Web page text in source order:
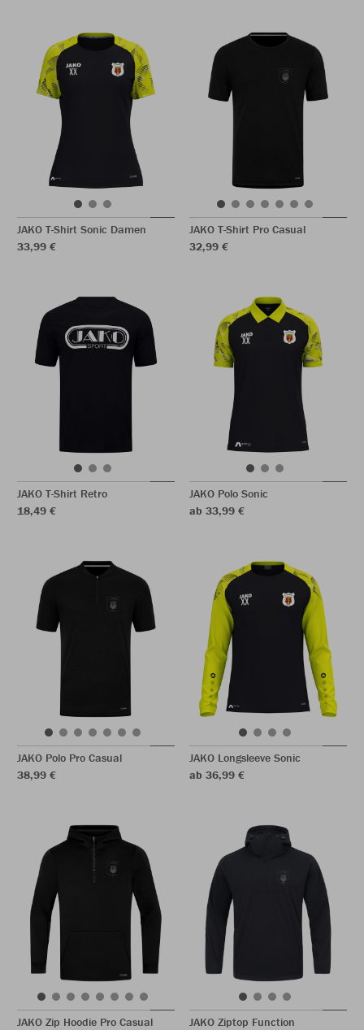
JAKO T-Shirt Sonic Damen
33,99 €
JAKO T-Shirt Pro Casual
32,99 €
JAKO T-Shirt Retro
18,49 €
JAKO Polo Sonic
ab 33,99 €
JAKO Polo Pro Casual
38,99 €
JAKO Longsleeve Sonic
ab 36,99 €
JAKO Zip Hoodie Pro Casual JAKO Ziptop Function